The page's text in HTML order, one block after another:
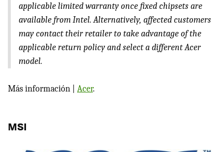
applicable limited warranty once fixed chipsets are
available from Intel. Alternatively, affected customers
may contact their retailer to take advantage of the
applicable return policy and select a different Acer
model.
Más información | Acer.
MSI